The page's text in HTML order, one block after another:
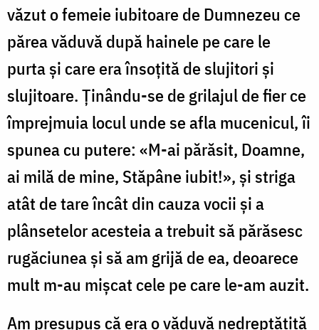
văzut o femeie iubitoare de Dumnezeu ce
părea văduvă după hainele pe care le
purta și care era însoțită de slujitori și
slujitoare. Ținându-se de grilajul de fier ce
împrejmuia locul unde se afla mucenicul, îi
spunea cu putere: «M-ai părăsit, Doamne,
ai milă de mine, Stăpâne iubit!», și striga
atât de tare încât din cauza vocii și a
plânsetelor acesteia a trebuit să părăsesc
rugăciunea și să am grijă de ea, deoarece
mult m-au mișcat cele pe care le-am auzit.
Am presupus că era o văduvă nedreptățită